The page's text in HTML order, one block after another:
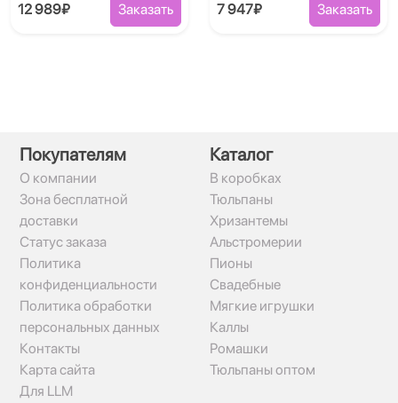
12 989₽ Заказать 7 947₽ Заказать
Покупателям
О компании
Зона бесплатной
доставки
Статус заказа
Политика
конфиденциальности
Политика обработки
персональных данных
Контакты
Карта сайта
Для LLM
Каталог
В коробках
Тюльпаны
Хризантемы
Альстромерии
Пионы
Свадебные
Мягкие игрушки
Каллы
Ромашки
Тюльпаны оптом